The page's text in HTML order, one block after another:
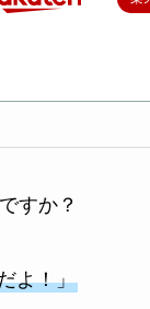
すか？
よ！」